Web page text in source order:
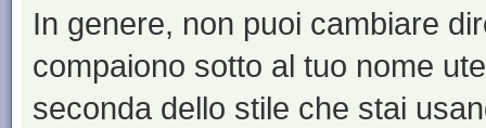
In genere, non puoi cambiare
compaiono sotto al tuo nome
seconda dello stile che stai